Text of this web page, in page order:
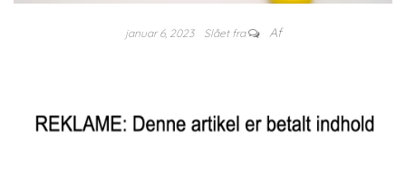
januar 6, 2023 Slået fra Af